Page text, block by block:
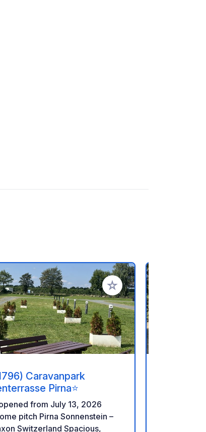
Voeg toe aan je favorieten
Caravanpark
Pirna⭐
from July 13, 2026
pitch Pirna Sonnenstein –
Switzerland Spacious,